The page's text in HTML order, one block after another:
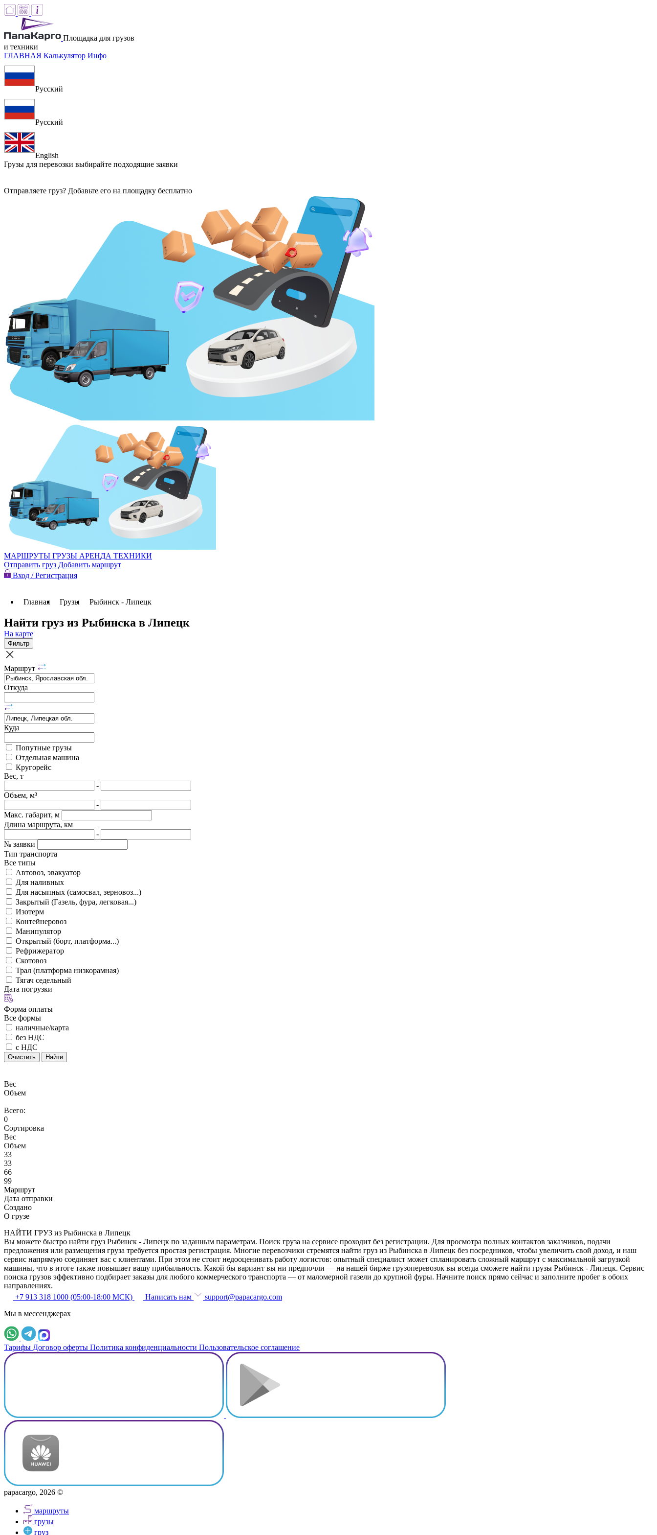
Площадка для грузов
и техники
ГЛАВНАЯ Калькулятор Инфо
Русский
Русский
English
Грузы для перевозки выбирайте подходящие заявки
Отправляете груз? Добавьте его на площадку бесплатно
МАРШРУТЫ ГРУЗЫ АРЕНДА ТЕХНИКИ
Отправить груз Добавить маршрут
Вход / Регистрация
Главная Грузы Рыбинск - Липецк
Найти груз из Рыбинска в Липецк
На карте
Фильтр
Маршрут
Откуда
Куда
Попутные грузы
Отдельная машина
Кругорейс
Вес, т
-
Объем, м³
-
Макс. габарит, м
Длина маршрута, км
-
№ заявки
Тип транспорта
Все типы
Автовоз, эвакуатор
Для наливных
Для насыпных (самосвал, зерновоз...)
Закрытый (Газель, фура, легковая...)
Изотерм
Контейнеровоз
Манипулятор
Открытый (борт, платформа...)
Рефрижератор
Скотовоз
Трал (платформа низкорамная)
Тягач седельный
Дата погрузки
Форма оплаты
Все формы
наличные/карта
без НДС
с НДС
Очистить Найти
Вес
Объем
Всего:
0
Сортировка
Вес
Объем
33
33
66
99
Маршрут
Дата отправки
Создано
О грузе
НАЙТИ ГРУЗ из Рыбинска в Липецк
Вы можете быстро найти груз Рыбинск - Липецк по заданным параметрам. Поиск груза на сервисе проходит без регистрации. Для просмотра полных контактов заказчиков, подачи
предложения или размещения груза требуется простая регистрация. Многие перевозчики стремятся найти груз из Рыбинска в Липецк без посредников, чтобы увеличить свой доход, и наш
сервис напрямую соединяет вас с клиентами. При этом не стоит недооценивать работу логистов: опытный специалист может спланировать сложный маршрут с максимальной загрузкой
машины, что в итоге также повышает вашу прибыльность. Какой бы вариант вы ни предпочли — на нашей бирже грузоперевозок вы всегда сможете найти грузы Рыбинск - Липецк. Сервис
поиска грузов эффективно подбирает заказы для любого коммерческого транспорта — от маломерной газели до крупной фуры. Начните поиск прямо сейчас и заполните пробег в обоих
направлениях.
+7 913 318 1000 (05:00-18:00 МСК)
Написать нам
support@papacargo.com
Мы в мессенджерах
Тарифы Договор оферты Политика конфиденциальности Пользовательское соглашение
papacargo, 2026 ©
маршруты
грузы
груз